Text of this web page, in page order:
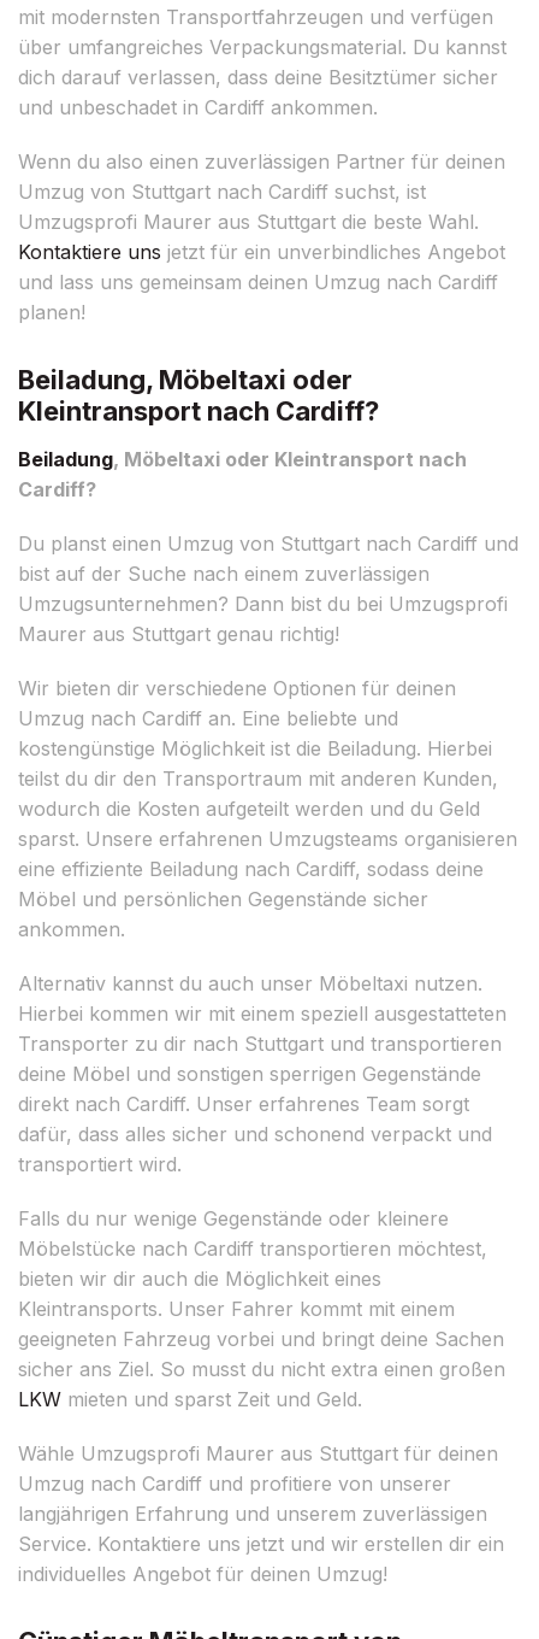
mit modernsten Transportfahrzeugen und verfügen
über umfangreiches Verpackungsmaterial. Du kannst
dich darauf verlassen, dass deine Besitztümer sicher
und unbeschadet in Cardiff ankommen.
Wenn du also einen zuverlässigen Partner für deinen
Umzug von Stuttgart nach Cardiff suchst, ist
Umzugsprofi Maurer aus Stuttgart die beste Wahl.
Kontaktiere uns jetzt für ein unverbindliches Angebot
und lass uns gemeinsam deinen Umzug nach Cardiff
planen!
Beiladung, Möbeltaxi oder
Kleintransport nach Cardiff?
Beiladung, Möbeltaxi oder Kleintransport nach
Cardiff?
Du planst einen Umzug von Stuttgart nach Cardiff und
bist auf der Suche nach einem zuverlässigen
Umzugsunternehmen? Dann bist du bei Umzugsprofi
Maurer aus Stuttgart genau richtig!
Wir bieten dir verschiedene Optionen für deinen
Umzug nach Cardiff an. Eine beliebte und
kostengünstige Möglichkeit ist die Beiladung. Hierbei
teilst du dir den Transportraum mit anderen Kunden,
wodurch die Kosten aufgeteilt werden und du Geld
sparst. Unsere erfahrenen Umzugsteams organisieren
eine effiziente Beiladung nach Cardiff, sodass deine
Möbel und persönlichen Gegenstände sicher
ankommen.
Alternativ kannst du auch unser Möbeltaxi nutzen.
Hierbei kommen wir mit einem speziell ausgestatteten
Transporter zu dir nach Stuttgart und transportieren
deine Möbel und sonstigen sperrigen Gegenstände
direkt nach Cardiff. Unser erfahrenes Team sorgt
dafür, dass alles sicher und schonend verpackt und
transportiert wird.
Falls du nur wenige Gegenstände oder kleinere
Möbelstücke nach Cardiff transportieren möchtest,
bieten wir dir auch die Möglichkeit eines
Kleintransports. Unser Fahrer kommt mit einem
geeigneten Fahrzeug vorbei und bringt deine Sachen
sicher ans Ziel. So musst du nicht extra einen großen
LKW mieten und sparst Zeit und Geld.
Wähle Umzugsprofi Maurer aus Stuttgart für deinen
Umzug nach Cardiff und profitiere von unserer
langjährigen Erfahrung und unserem zuverlässigen
Service. Kontaktiere uns jetzt und wir erstellen dir ein
individuelles Angebot für deinen Umzug!